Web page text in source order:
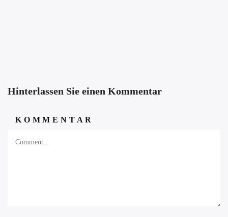
Hinterlassen Sie einen Kommentar
KOMMENTAR